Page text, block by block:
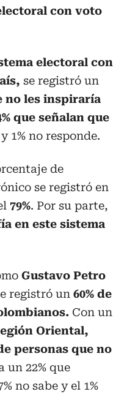
con voto
electoral con
se registró un
no les inspiraría
que señalan que
1% no responde.
de
se registró en
79%. Por su parte,
en este sistema
Gustavo Petro
registró un 60% de
Con un
Oriental,
personas que no
un 22% que
no sabe y el 1%